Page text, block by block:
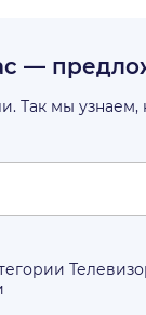
—
Так мы узнаем,